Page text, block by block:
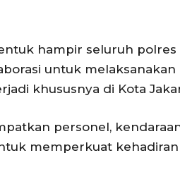
hampir seluruh
untuk
khususnya di Kota
personel,
memperkuat